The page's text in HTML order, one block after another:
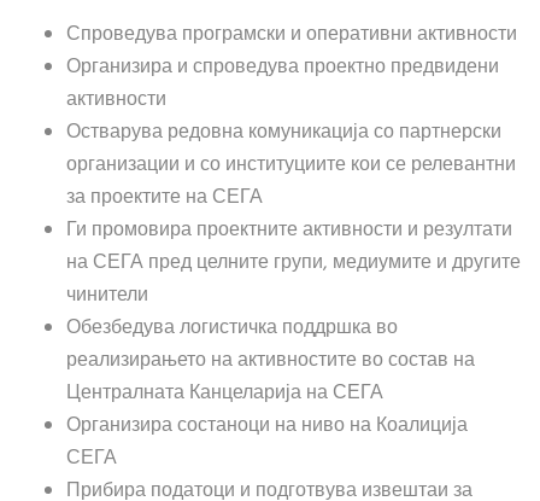
Спроведува програмски и оперативни активности
Организира и спроведува проектно предвидени
активности
Остварува редовна комуникација со партнерски
организации и со институциите кои се релевантни
за проектите на СЕГА
Ги промовира проектните активности и резултати
на СЕГА пред целните групи, медиумите и другите
чинители
Обезбедува логистичка поддршка во
реализирањето на активностите во состав на
Централната Канцеларија на СЕГА
Организира состаноци на ниво на Коалиција
СЕГА
Прибира податоци и подготвува извештаи за